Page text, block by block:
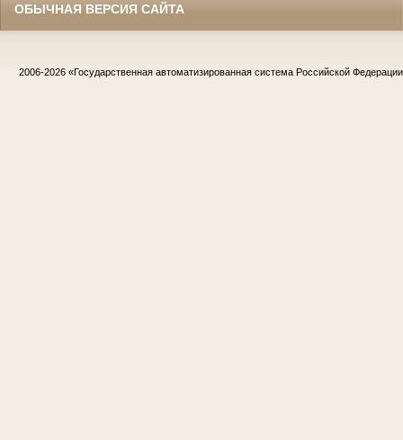
ОБЫЧНАЯ ВЕРСИЯ САЙТА
2006-2026 «Государственная автоматизированная система Российской